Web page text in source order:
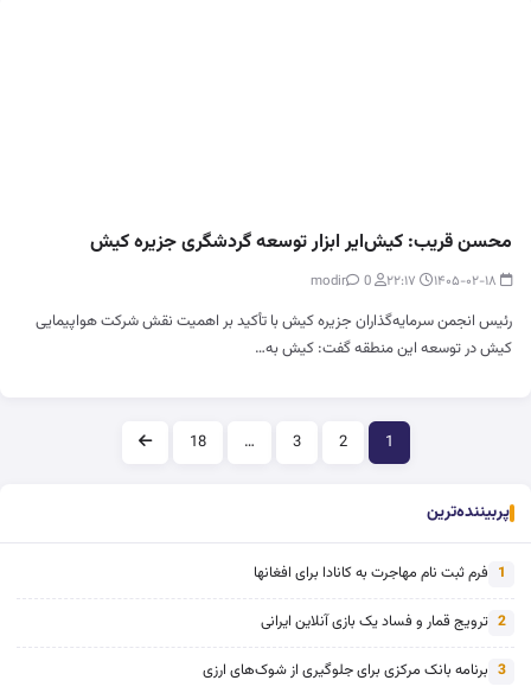
محسن قریب: کیش‌ایر ابزار توسعه گردشگری جزیره کیش
0
رئیس انجمن سرمایه‌گذاران جزیره کیش با تأکید بر اهمیت نقش شرکت هواپیمایی
کیش در توسعه این منطقه گفت: کیش به…
صفحه‌بندی
1
2
3
…
18
پربیننده‌ترین
1 فرم ثبت نام مهاجرت به کانادا برای افغانها
2 ترویج قمار و فساد یک بازی آنلاین ایرانی
3 برنامه بانک مرکزی برای جلوگیری از شوک‌های ارزی